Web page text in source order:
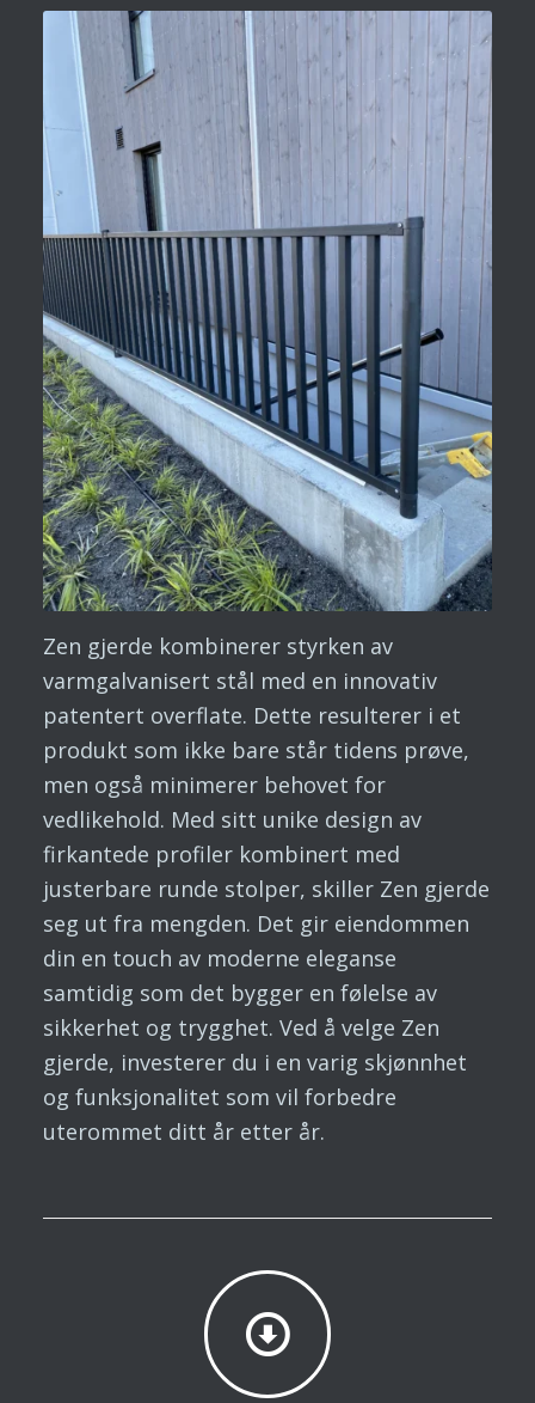
Zen gjerde kombinerer styrken av
varmgalvanisert stål med en innovativ
patentert overflate. Dette resulterer i et
produkt som ikke bare står tidens prøve,
men også minimerer behovet for
vedlikehold. Med sitt unike design av
firkantede profiler kombinert med
justerbare runde stolper, skiller Zen gjerde
seg ut fra mengden. Det gir eiendommen
din en touch av moderne eleganse
samtidig som det bygger en følelse av
sikkerhet og trygghet. Ved å velge Zen
gjerde, investerer du i en varig skjønnhet
og funksjonalitet som vil forbedre
uterommet ditt år etter år.